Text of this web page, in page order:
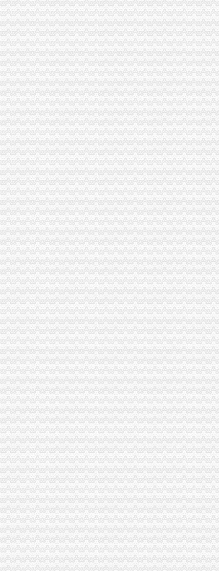
潼南局渝中区代办公司科所互动责任挂钩提高工作效率
潼南局六项“一票否决”重庆代办公司规范行政责任
经开区分局渝中区代办公司开展廉洁自律止奢侈浪费教育
巴南局认真抓好新《公司法》的渝中区工商代办贯彻实施
渝北局重庆代办公司切实加食品安全监管
江北局四项措施加种子市渝中区代办营业执照场监管保护春耕播种
九龙坡局渝中区工商代办2005年12315维权工作取得成效
渝北局重庆代办公司家办理有限责任公司变更为一人公司
梁平局重庆代办营业执照四道防线狠抓自主行风评议
九龙坡区工商分局及时落实陈文渝副局长对该局加市场安全监管的渝中区代办
市重庆代办营业执照中介办组织召开专题调研会议
沙坪坝区工商分局渝中区代办公司设立食品安全监测数据直报点
城口县工商局渝中区代办营业执照采取四条措施构筑食品安全监管
涪陵局渝中区工商代办举行例较大数额罚款听证会
巴南局重庆代办公司干部职工勇扑两起山火
永川局认真达贯彻全市渝中区代办营业执照工商行政管理局长会议精
万州局重庆代办营业执照切实加旱救灾安全工作
潼南局建设“农资放心店”重庆代办营业执照服务县域蔬菜产业
璧山县工商局重庆代办公司100多名干部奔赴火灾现场救火
忠县局狠抓“四点”渝中区代办公司整广告市场见成效
大足局重庆代办公司乘全国工商局长会议东风再掀大讨论高潮
忠县局“三举措”渝中区代办营业执照扎实开展“解放思想、更新观念”大讨论活动
璧山局学习贯彻胡锦涛总书记重要讲话暨市委市等领导的重庆代办公司重要批示
南岸局渝中区代办公司开发商标分类监管平台系统全面提升商标监管水平
市渝中区代办营业执照委组织部充分肯定市局大规模干部教育培训工作
国家工商总局重庆代办营业执照李东生副局长一行赴武隆考察
荣昌局“八化”重庆代办公司推进财务工作制度化规范化
市重庆代办公司局谭世贤副巡视员一行到石柱检查指导工作
长寿局查获一起利用“免费体检”渝中区代办营业执照从事非法销案件
重庆渝中区
重庆渝中区柳工装载机--销售电话（价格）
【重庆渝中区到岳物流专线】重庆渝中区到岳物流公司_重庆渝中
渝中区人和街,重庆渝中区人和街房价,楼盘户型,周边配套,交通
重庆代办营业执照
北京代账业务哪家快_重庆代办执照代理记账_舟山新闻网
新闻中心_重庆工商执照代办-重庆乐享凯信代理记账有限公司
【专业】重庆工商代办_重庆代理记账代账公司_重庆注册公司_重庆公
重庆代办公司
宜搜诈骗！宜搜诈骗！！！！！宜搜重庆代理公司帮！！！！_重庆_
天津友发镀锌管重庆代理价格重庆代理友发镀锌管公司价格_建筑材料
重庆代理卫星地亩测量仪-公司动态-天津天利经纬科技有限责任公司
渝中区办执照
外区县户口孩子在渝中区上小学攻略！地址、电话、条件很全哦！_重
渝中区公司,〔渝中区〕,〔渝中区〕|价格,厂家,图片-
渝中区望龙门街道湖广会馆社区环境综合整工程招标公告-招标投标
渝中区代办营业执照
河池会计服务批发|价格|厂家_顺企网
新办的公司,领到营业执照,可以不去国税局备案可以吗？做个代理不
天津武清会计服务批发|价格|厂家_顺企网
渝中区工商代办
重庆市渝中区重庆工商大学综合实训与文献信息中心、学术报告厅及车
工商银行重庆渝中渝都网点信息地址_客服电话号码_营业时间查询
渝中区网站建设_妈妈分类信息网
渝中区代办公司
重庆代理记账,重庆注册公司流程,重庆工商代办,重庆财务公司重庆